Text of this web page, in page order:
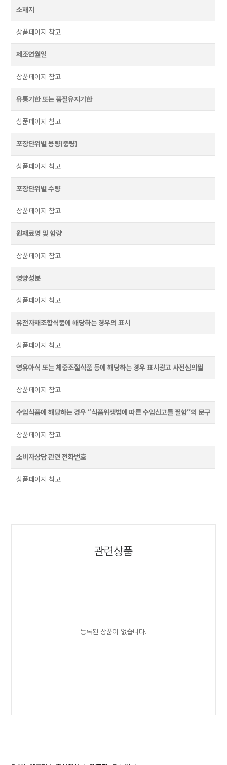
소재지
상품페이지 참고
제조연월일
상품페이지 참고
유통기한 또는 품질유지기한
상품페이지 참고
포장단위별 용량(중량)
상품페이지 참고
포장단위별 수량
상품페이지 참고
원재료명 및 함량
상품페이지 참고
영양성분
상품페이지 참고
유전자재조합식품에 해당하는 경우의 표시
상품페이지 참고
영유아식 또는 체중조절식품 등에 해당하는 경우 표시광고 사전심의필
상품페이지 참고
수입식품에 해당하는 경우 “식품위생법에 따른 수입신고를 필함”의 문구
상품페이지 참고
소비자상담 관련 전화번호
상품페이지 참고
관련상품
등록된 상품이 없습니다.